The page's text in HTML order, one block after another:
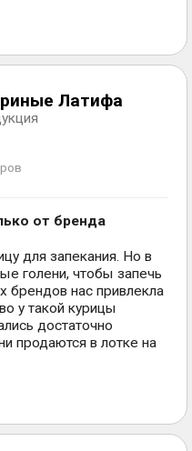
Латифа
от бренда
для запекания. Но в
голени, чтобы запечь
брендов нас привлекла
у такой курицы
достаточно
продаются в лотке на